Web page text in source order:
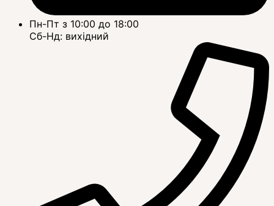
Пн-Пт з 10:00 до 18:00
Сб-Нд: вихідний